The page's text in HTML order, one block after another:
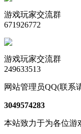
游戏玩家交流群
671926772
游戏玩家交流群
249633513
网站管理员QQ(联系
3049574283
本站致力于为各位游